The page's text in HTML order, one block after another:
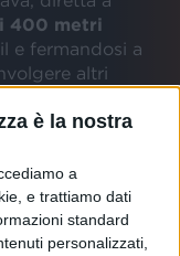
è la nostra
a
e trattiamo dati
standard
personalizzati,
400 metri
e fermandosi a
altri